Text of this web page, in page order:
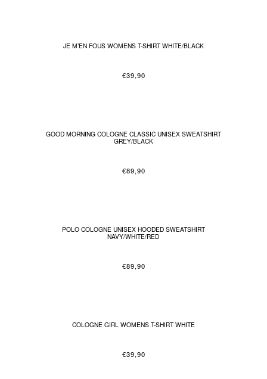
JE M’EN FOUS WOMENS T-SHIRT WHITE/BLACK
€39,90
GOOD MORNING COLOGNE CLASSIC UNISEX SWEATSHIRT
GREY/BLACK
€89,90
POLO COLOGNE UNISEX HOODED SWEATSHIRT
NAVY/WHITE/RED
€89,90
COLOGNE GIRL WOMENS T-SHIRT WHITE
€39,90